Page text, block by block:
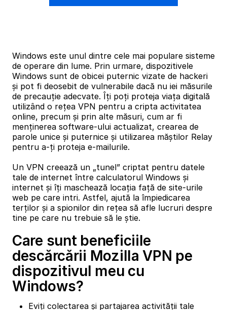
Windows este unul dintre cele mai populare sisteme
de operare din lume. Prin urmare, dispozitivele
Windows sunt de obicei puternic vizate de hackeri
și pot fi deosebit de vulnerabile dacă nu iei măsurile
de precauție adecvate. Îți poți proteja viața digitală
utilizând o rețea VPN pentru a cripta activitatea
online, precum și prin alte măsuri, cum ar fi
menținerea software-ului actualizat, crearea de
parole unice și puternice și utilizarea măștilor Relay
pentru a-ți proteja e-mailurile.
Un VPN creează un „tunel” criptat pentru datele
tale de internet între calculatorul Windows și
internet și îți maschează locația față de site-urile
web pe care intri. Astfel, ajută la împiedicarea
terților și a spionilor din rețea să afle lucruri despre
tine pe care nu trebuie să le știe.
Care sunt beneficiile
descărcării Mozilla VPN pe
dispozitivul meu cu
Windows?
Eviți colectarea și partajarea activității tale